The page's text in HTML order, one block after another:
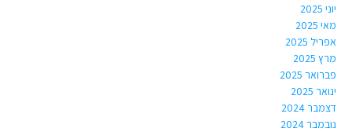
יוני 2025
מאי 2025
אפריל 2025
מרץ 2025
פברואר 2025
ינואר 2025
דצמבר 2024
נובמבר 2024